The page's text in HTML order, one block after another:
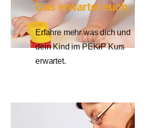
Das erwartet euch
Erfahre mehr was dich und
dein Kind im PEKiP Kurs
erwartet.